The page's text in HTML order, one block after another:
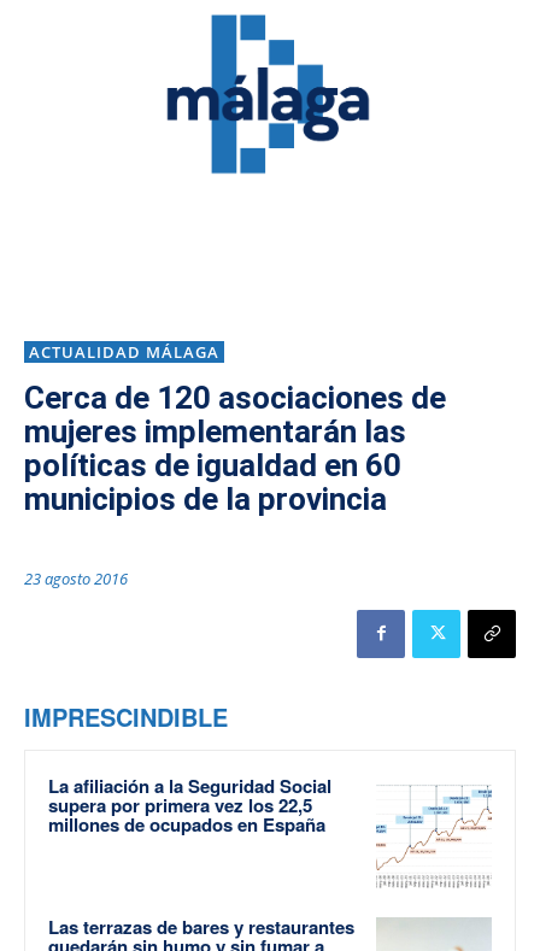
ACTUALIDAD MÁLAGA
Cerca de 120 asociaciones de
mujeres implementarán las
políticas de igualdad en 60
municipios de la provincia
23 agosto 2016
IMPRESCINDIBLE
La afiliación a la Seguridad Social
supera por primera vez los 22,5
millones de ocupados en España
Las terrazas de bares y restaurantes